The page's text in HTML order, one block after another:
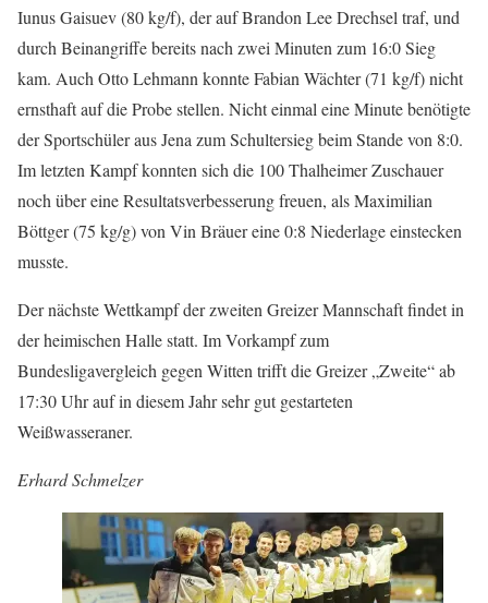
Iunus Gaisuev (80 kg/f), der auf Brandon Lee Drechsel traf, und
durch Beinangriffe bereits nach zwei Minuten zum 16:0 Sieg
kam. Auch Otto Lehmann konnte Fabian Wächter (71 kg/f) nicht
ernsthaft auf die Probe stellen. Nicht einmal eine Minute benötigte
der Sportschüler aus Jena zum Schultersieg beim Stande von 8:0.
Im letzten Kampf konnten sich die 100 Thalheimer Zuschauer
noch über eine Resultatsverbesserung freuen, als Maximilian
Böttger (75 kg/g) von Vin Bräuer eine 0:8 Niederlage einstecken
musste.
Der nächste Wettkampf der zweiten Greizer Mannschaft findet in
der heimischen Halle statt. Im Vorkampf zum
Bundesligavergleich gegen Witten trifft die Greizer „Zweite“ ab
17:30 Uhr auf in diesem Jahr sehr gut gestarteten
Weißwasseraner.
Erhard Schmelzer